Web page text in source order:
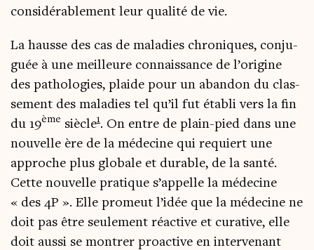
consi­dé­ra­ble­ment leur qua­li­té de vie.
La hausse des cas de mala­dies chro­niques, conju­
guée à une meilleure connais­sance de l’origine
des patho­lo­gies, plaide pour un aban­don du clas­
se­ment des mala­dies tel qu’il fut éta­bli vers la fin
du 19ème siècle1. On entre de plain-pied dans une
nou­velle ère de la méde­cine qui requiert une
approche plus glo­bale et durable, de la san­té.
Cette nou­velle pra­tique s’appelle la méde­cine
« des 4P ». Elle pro­meut l’idée que la méde­cine ne
doit pas être seule­ment réac­tive et cura­tive, elle
doit aus­si se mon­trer proac­tive en inter­ve­nant